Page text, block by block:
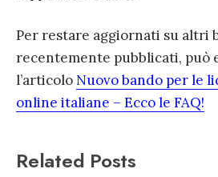
Per restare aggiornati su altri
recentemente pubblicati, può
l’articolo Nuovo bando per le
online italiane – Ecco le FAQ!
Related Posts